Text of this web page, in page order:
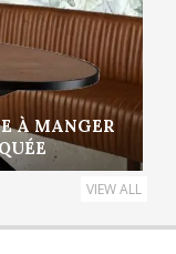
À MANGER
VIEW ALL